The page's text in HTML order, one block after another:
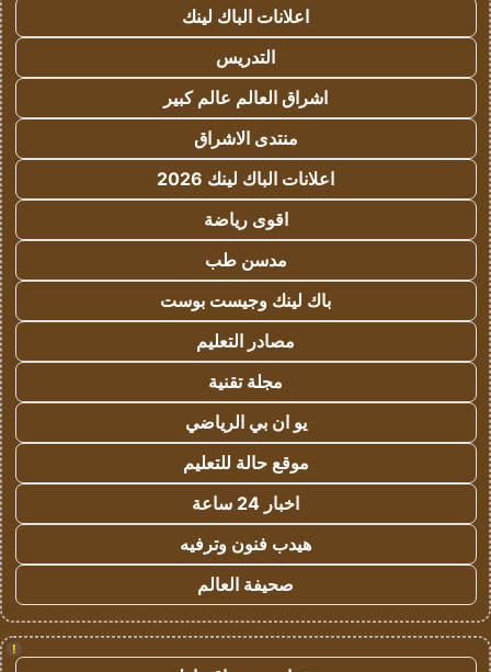
اعلانات الباك لينك
التدريس
اشراق العالم عالم كبير
منتدى الاشراق
اعلانات الباك لينك 2026
اقوى رياضة
مدسن طب
باك لينك وجيست بوست
مصادر التعليم
مجلة تقنية
يو ان بي الرياضي
موقع حالة للتعليم
اخبار 24 ساعة
هيدب فنون وترفيه
صحيفة العالم
!